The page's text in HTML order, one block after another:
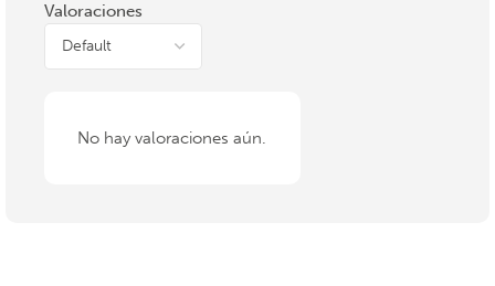
Valoraciones
No hay valoraciones aún.